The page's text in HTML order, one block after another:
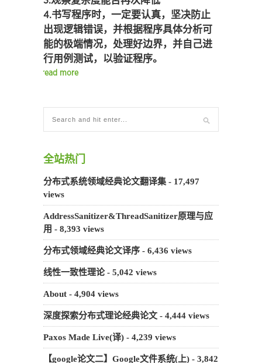
4.书写程序时，一定要认真，坚决防止
出现逻辑错误，并根据程序具体分析可
能的极端情况，处理好边界，并自己进
行用例测试，以验证程序。
read more
全站热门
分布式系统领域经典论文翻译集 - 17,497
views
AddressSanitizer&ThreadSanitizer原理与应
用 - 8,393 views
分布式领域经典论文译序 - 6,436 views
线性一致性理论- 5,042 views
About - 4,904 views
深度探索分布式理论经典论文 - 4,444 views
Paxos Made Live(译) - 4,239 views
【google论文二】Google文件系统(上) - 3,842